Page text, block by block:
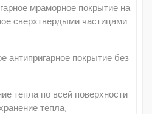
мраморное покрытие на
сверхтвердыми частицами
антипригарное покрытие без
тепла по всей поверхности
тепла;